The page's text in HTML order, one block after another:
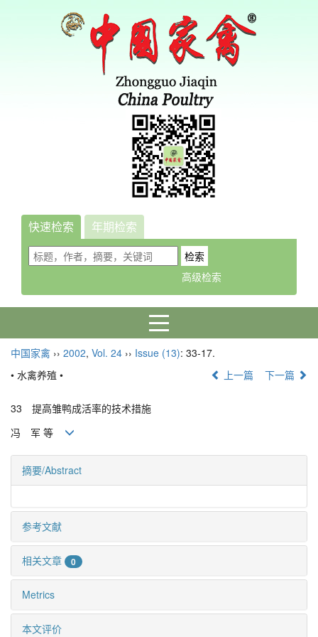
快速检索 年期检索
中国家禽 ›› 2002, Vol. 24 ›› Issue (13): 33-17.
• 水禽养殖 •
上一篇 下一篇
33 提高雏鸭成活率的技术措施
冯 军 等
摘要/Abstract
参考文献
相关文章 0
Metrics
本文评价